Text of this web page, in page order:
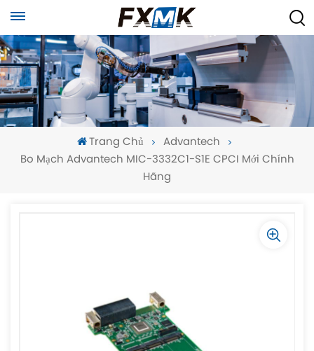
Trang Chủ
Advantech
Bo Mạch Advantech MIC-3332C1-S1E CPCI Mới Chính
Hãng